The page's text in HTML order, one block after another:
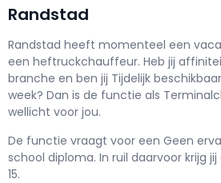
Randstad
Randstad heeft momenteel een
een heftruckchauffeur. Heb jij
branche en ben jij Tijdelijk
week? Dan is de functie als
wellicht voor jou.
De functie vraagt voor een Geen
school diploma. In ruil daarvoor krijg
15.